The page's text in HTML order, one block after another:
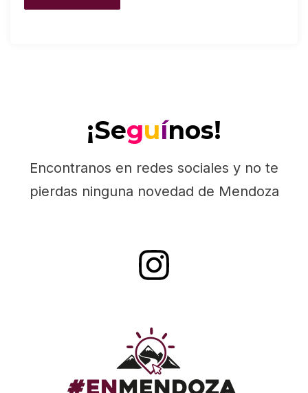
¡Seguínos!
Encontranos en redes sociales y no te
pierdas ninguna novedad de Mendoza